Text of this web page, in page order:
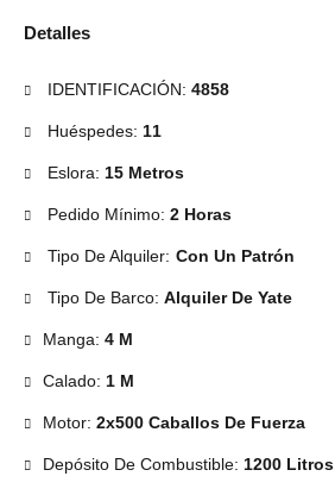
Detalles
IDENTIFICACIÓN: 4858
Huéspedes: 11
Eslora: 15 Metros
Pedido Mínimo: 2 Horas
Tipo De Alquiler: Con Un Patrón
Tipo De Barco: Alquiler De Yate
Manga: 4 M
Calado: 1 M
Motor: 2x500 Caballos De Fuerza
Depósito De Combustible: 1200 Litros